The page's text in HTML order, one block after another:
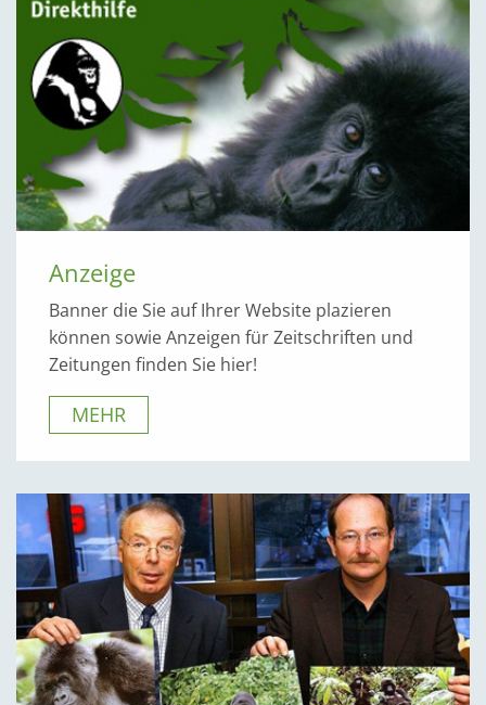
Anzeige
Banner die Sie auf Ihrer Website plazieren
können sowie Anzeigen für Zeitschriften und
Zeitungen finden Sie hier!
MEHR